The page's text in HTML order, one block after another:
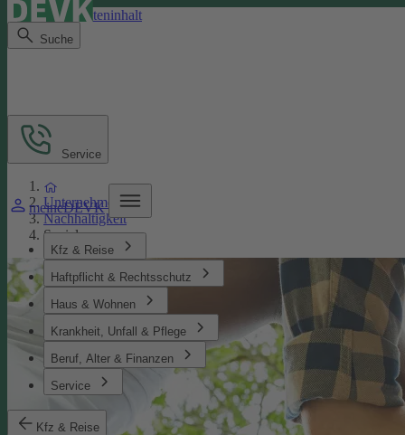
Direkt zum Seiteninhalt
Suche
meineDEVK
Kfz & Reise
Haftpflicht & Rechtsschutz
Haus & Wohnen
Krankheit, Unfall & Pflege
Beruf, Alter & Finanzen
Service
Kfz & Reise
Service
Unternehmen
Nachhaltigkeit
Soziales